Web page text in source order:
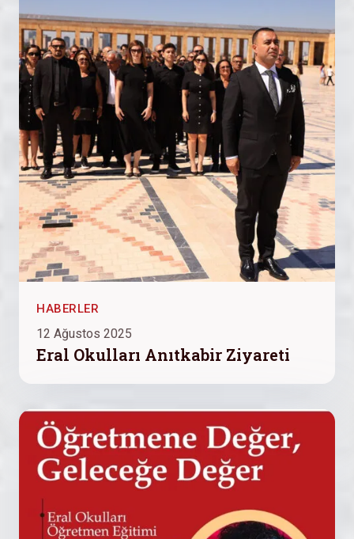
HABERLER
12 Ağustos 2025
Eral Okulları Anıtkabir Ziyareti